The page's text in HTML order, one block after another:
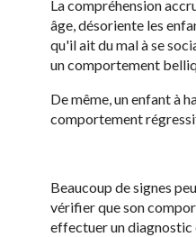
La compréhension
âge, désoriente les
qu'il ait du mal à se
un comportement
De même, un enfant à
comportement
Beaucoup de signes
vérifier que son
effectuer un diagnostic